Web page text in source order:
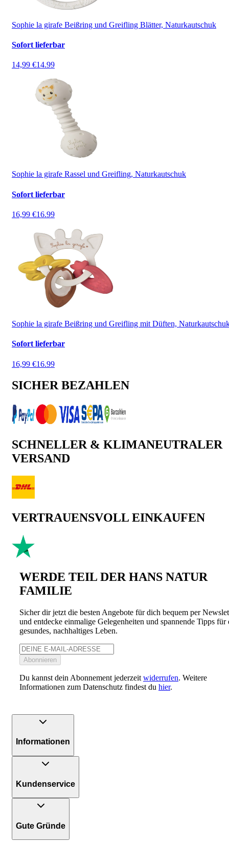
Sophie la girafe Beißring und Greifling Blätter, Naturkautschuk
Sofort lieferbar
14,99 €14.99
Sophie la girafe Rassel und Greifling, Naturkautschuk
Sofort lieferbar
16,99 €16.99
Sophie la girafe Beißring und Greifling mit Düften,
Sofort lieferbar
16,99 €16.99
SICHER BEZAHLEN
SCHNELLER & KLIMANEUTRALER
VERSAND
VERTRAUENSVOLL EINKAUFEN
WERDE TEIL DER HANS NATUR
FAMILIE
Sicher dir jetzt die besten Angebote für dich bequem per
und entdecke einmalige Gelegenheiten und spannende Tipps für
gesundes, nachhaltiges Leben.
Abonnieren
Du kannst dein Abonnement jederzeit widerrufen. Weitere
Informationen zum Datenschutz findest du hier.
Informationen
Kundenservice
Gute Gründe